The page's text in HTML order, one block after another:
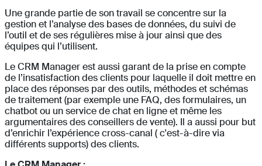
Une grande partie de son travail se concentre sur la
gestion et l’analyse des bases de données, du suivi de
l’outil et de ses régulières mise à jour ainsi que des
équipes qui l’utilisent.
Le CRM Manager est aussi garant de la prise en compte
de l’insatisfaction des clients pour laquelle il doit mettre en
place des réponses par des outils, méthodes et schémas
de traitement (par exemple une FAQ, des formulaires, un
chatbot ou un service de chat en ligne et même les
argumentaires des conseillers de vente). Il a aussi pour but
d’enrichir l’expérience cross-canal ( c'est-à-dire via
différents supports) des clients.